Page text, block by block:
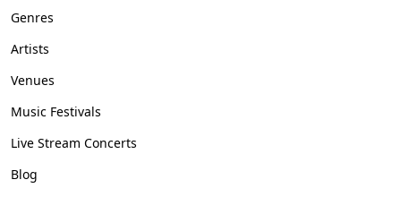
Genres
Artists
Venues
Music Festivals
Live Stream Concerts
Blog